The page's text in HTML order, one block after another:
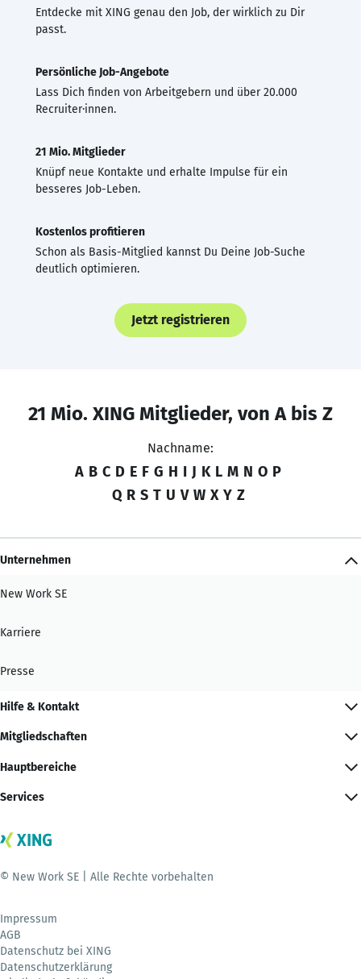
Entdecke mit XING genau den Job, der wirklich zu Dir
passt.
Persönliche Job-Angebote
Lass Dich finden von Arbeitgebern und über 20.000
Recruiter·innen.
21 Mio. Mitglieder
Knüpf neue Kontakte und erhalte Impulse für ein
besseres Job-Leben.
Kostenlos profitieren
Schon als Basis-Mitglied kannst Du Deine Job-Suche
deutlich optimieren.
Jetzt registrieren
21 Mio. XING Mitglieder, von A bis Z
Nachname:
A B C D E F G H I J K L M N O P
Q R S T U V W X Y Z
Unternehmen
New Work SE
Karriere
Presse
Hilfe & Kontakt
Mitgliedschaften
Hauptbereiche
Services
© New Work SE | Alle Rechte vorbehalten
Impressum
AGB
Datenschutz bei XING
Datenschutzerklärung